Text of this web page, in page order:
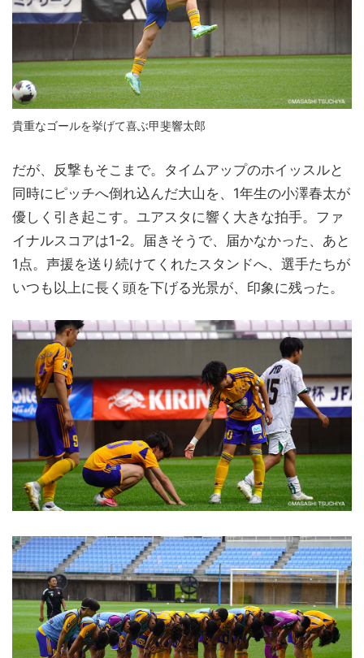
貴重なゴールを挙げて喜ぶ甲斐響太郎
だが、反撃もそこまで。タイムアップのホイッスルと
同時にピッチへ倒れ込んだ大山を、1年生の小澤春太が
優しく引き起こす。ユアスタに響く大きな拍手。ファ
イナルスコアは1-2。届きそうで、届かなかった、あと
1点。声援を送り続けてくれたスタンドへ、選手たちが
いつも以上に長く頭を下げる光景が、印象に残った。